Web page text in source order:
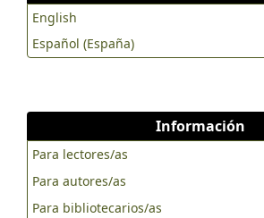
English
Español (España)
Información
Para lectores/as
Para autores/as
Para bibliotecarios/as